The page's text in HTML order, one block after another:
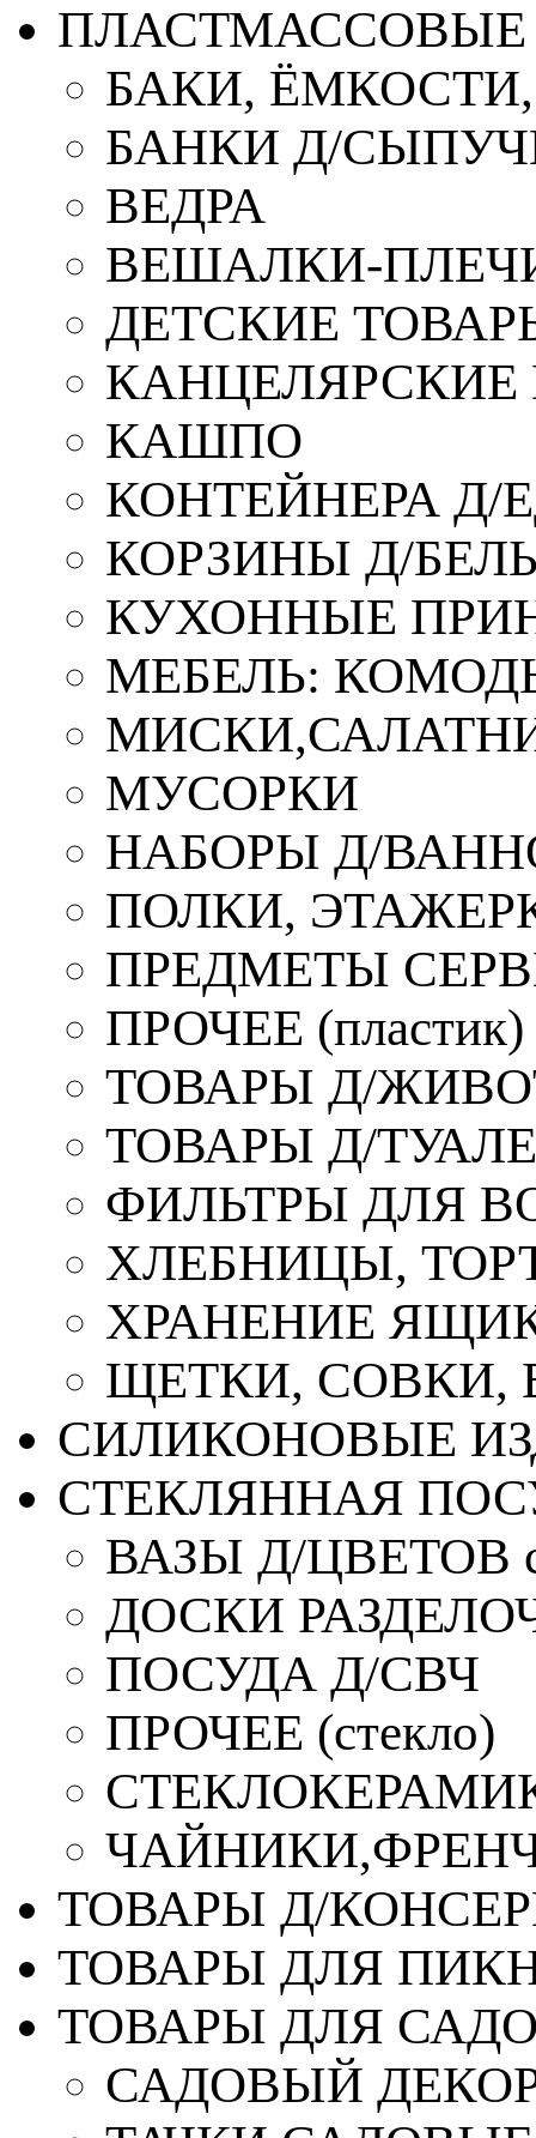
ПЛАСТМАССОВЫЕ
БАКИ,
БАНКИ Д/
ВЕДРА
ВЕШАЛКИ-
ДЕТСКИЕ
КАШПО
КОНТЕЙНЕРА Д/
КОРЗИНЫ Д/
КУХОННЫЕ
МЕБЕЛЬ:
МУСОРКИ
НАБОРЫ Д/
ПОЛКИ,
ПРЕДМЕТЫ
ПРОЧЕЕ (пластик)
ТОВАРЫ Д/
ТОВАРЫ Д/
ФИЛЬТРЫ ДЛЯ
ХЛЕБНИЦЫ,
ХРАНЕНИЕ
ЩЕТКИ, СОВКИ,
СИЛИКОНОВЫЕ
СТЕКЛЯННАЯ
ВАЗЫ Д/ЦВЕТОВ
ДОСКИ
ПОСУДА Д/СВЧ
ПРОЧЕЕ (стекло)
ТОВАРЫ Д/
ТОВАРЫ ДЛЯ
ТОВАРЫ ДЛЯ
САДОВЫЙ